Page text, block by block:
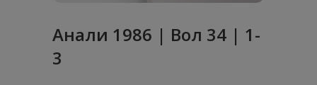
Анaли 1986 | Вол 34 | 1-
3